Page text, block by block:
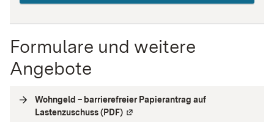
Formulare und weitere
Angebote
Wohngeld – barrierefreier Papierantrag auf
Lastenzuschuss (PDF) Externe Verlinkung